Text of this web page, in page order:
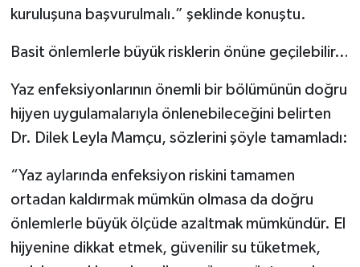
kuruluşuna başvurulmalı.” şeklinde konuştu.
Basit önlemlerle büyük risklerin önüne geçilebilir…
Yaz enfeksiyonlarının önemli bir bölümünün doğru
hijyen uygulamalarıyla önlenebileceğini belirten
Dr. Dilek Leyla Mamçu, sözlerini şöyle tamamladı:
“Yaz aylarında enfeksiyon riskini tamamen
ortadan kaldırmak mümkün olmasa da doğru
önlemlerle büyük ölçüde azaltmak mümkündür. El
hijyenine dikkat etmek, güvenilir su tüketmek,